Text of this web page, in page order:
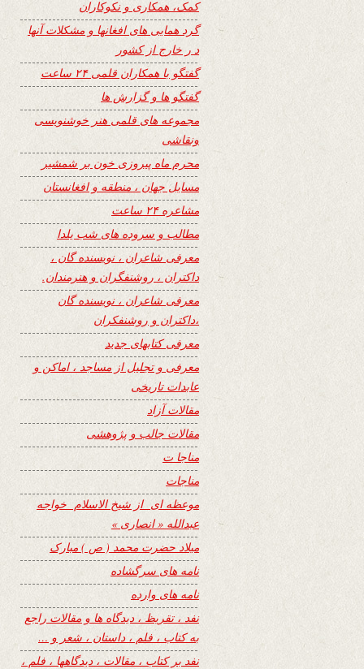
کمک، همکاری و نکوکاران
گرد همایی های افغانها و مشکلات آنها
د ر خارج از کشور
گفتگو با همکاران قلمی ۲۴ ساعت
گفتگو ها و گزارش ها
مجموعه های قلمی هنر خوشنویسی
ونقاشی
محرم ماه پیروزی خون بر شمشیر
مسایل جهان ، منطقه و افغانستان
مشاعره ۲۴ ساعت
مطالب و سروده های شب یلدا
معرفی شاعران ، نویسنده گان ،
داکتران ، روشنفگران و هنرمندان.
معرفی شاعران ، نویسنده گان
،داکتران و روشنفکران
معرفی کتابهای جدید
معرفی و تجلیل از مساجد ، اماکن و
عابدات تاریخی
مقالات آزاد
مقالات جالب و پژوهشی
مناجا ت
مناجات
موعظه ای از شیخ الاسلام خواجه
عبدالله « انصاری »
میلاد حضرت محمد ( ص ) مبارک
نامه های سرگشاده
نامه های وارده
نفد ، تقریظ ، دیدگاه ها و مقالات راجع
به کتاب ، فلم ، داستان ، شعر و …
نفد بر کتاب ، مقالات ، دیدگاهها ، فلم ،